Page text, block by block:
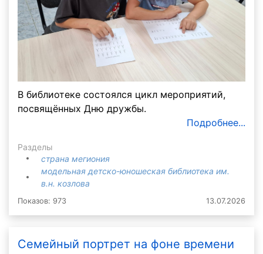
В библиотеке состоялся цикл мероприятий,
посвящённых Дню дружбы.
Подробнее...
Разделы
страна мегиония
модельная детско-юношеская библиотека им.
в.н. козлова
Показов: 973 13.07.2026
Семейный портрет на фоне времени